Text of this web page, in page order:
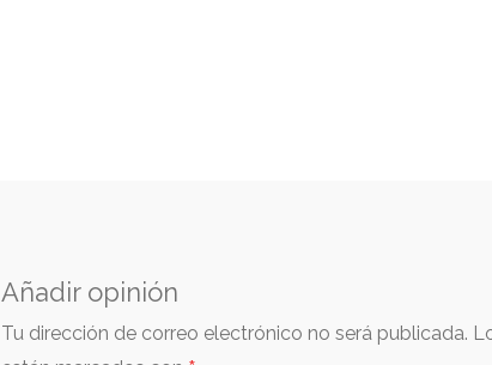
Añadir opinión
Tu dirección de correo electrónico no será publicada.